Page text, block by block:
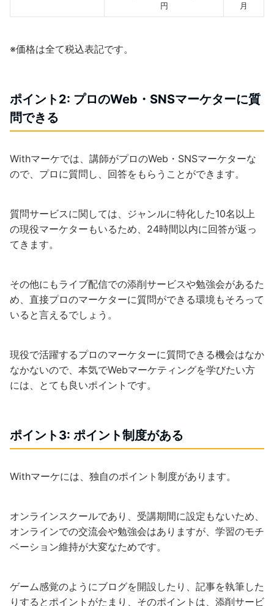
円
月
※価格は全て税込表記です。
ポイント2: プロのWeb・SNSマーケターに質
問できる
Withマーケでは、講師がプロのWeb・SNSマーケターな
ので、プロに質問し、回答をもらうことができます。
質問サービスに関しては、ジャンルに特化した10名以上
の現役マーケターもいるため、24時間以内に回答が返っ
てきます。
その他にもライブ配信での添削サービスや勉強会があるた
め、直接プロのマーケターに質問ができる環境もそろって
いると言えるでしょう。
現役で活躍するプロのマーケターに質問できる機会はなか
なかないので、本気でWebマーケティングを学びたい方
には、とても良いポイントです。
ポイント3: ポイント制度がある
Withマーケには、独自のポイント制度があります。
オンラインスクールであり、受講期間に設定もないため、
オンラインでの交流会や勉強会はありますが、学習のモチ
ベーション維持が大変なためです。
ゲーム感覚のようにブログを開設したり、記事を執筆した
りするとポイントがたまり、そのポイントは、添削サービ